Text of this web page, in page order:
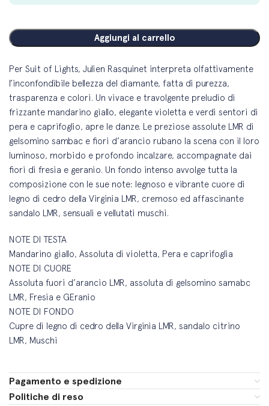
Aggiungi al carrello
Per Suit of Lights, Julien Rasquinet interpreta olfattivamente
l’inconfondibile bellezza del diamante, fatta di purezza,
trasparenza e colori. Un vivace e travolgente preludio di
frizzante mandarino giallo, elegante violetta e verdi sentori di
pera e caprifoglio, apre le danze. Le preziose assolute LMR di
gelsomino sambac e fiori d’arancio rubano la scena con il loro
luminoso, morbido e profondo incalzare, accompagnate dai
fiori di fresia e geranio. Un fondo intenso avvolge tutta la
composizione con le sue note: legnoso e vibrante cuore di
legno di cedro della Virginia LMR, cremoso ed affascinante
sandalo LMR, sensuali e vellutati muschi.
NOTE DI TESTA
Mandarino giallo, Assoluta di violetta, Pera e caprifoglia
NOTE DI CUORE
Assoluta fuori d’arancio LMR, assoluta di gelsomino samabc
LMR, Fresia e GEranio
NOTE DI FONDO
Cupre di legno di cedro della Virginia LMR, sandalo citrino
LMR, Muschi
Pagamento e spedizione
Politiche di reso